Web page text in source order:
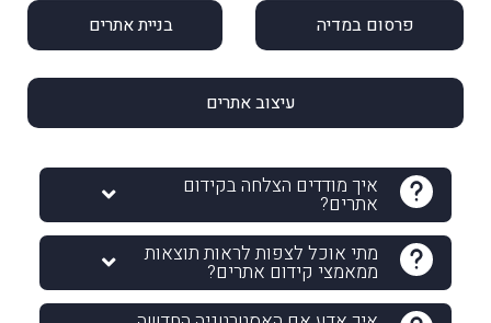
פרסום במדיה בניית אתרים
עיצוב אתרים
איך מודדים הצלחה בקידום
אתרים?
מתי אוכל לצפות לראות תוצאות
ממאמצי קידום אתרים?